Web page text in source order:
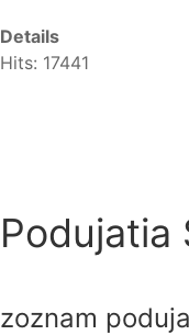
Details
Hits: 17441
Podujatia
zoznam